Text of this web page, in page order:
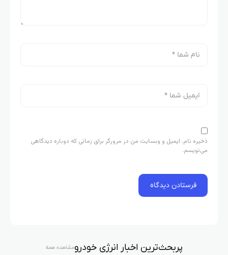
ذخیره نام، ایمیل و وبسایت من در مرورگر برای زمانی که دوباره دیدگاهی
می‌نویسم.
پربحث‌ترین اخبار انرژی خودرومشاهده همه